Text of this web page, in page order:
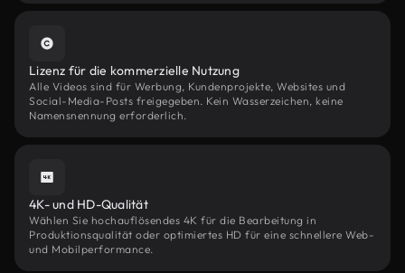
Lizenz für die kommerzielle Nutzung
Alle Videos sind für Werbung, Kundenprojekte, Websites und
Social-Media-Posts freigegeben. Kein Wasserzeichen, keine
Namensnennung erforderlich.
4K- und HD-Qualität
Wählen Sie hochauflösendes 4K für die Bearbeitung in
Produktionsqualität oder optimiertes HD für eine schnellere Web-
und Mobilperformance.